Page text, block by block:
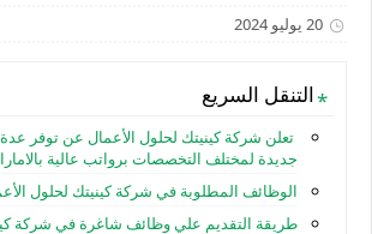
20 يوليو 2024
التنقل السريع
تعلن شركة كينيتك لحلول الأعمال عن توفر
جديدة لمختلف التخصصات برواتب عالية
الوظائف المطلوبة في شركة كينيتك لحلول
طريقة التقديم علي وظائف شاغرة في شركة